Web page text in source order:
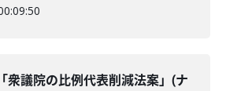
「衆議院の比例代表削減法案」(ナ